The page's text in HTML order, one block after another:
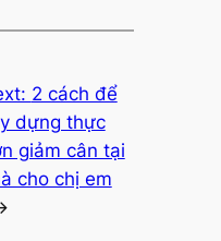
2 cách để
dựng thực
giảm cân tại
cho chị em